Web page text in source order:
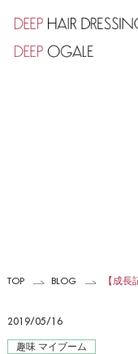
TOP BLOG 【成
2019/05/16
趣味 マイブーム